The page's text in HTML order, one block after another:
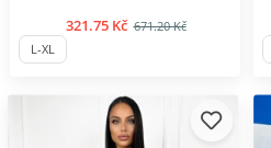
321.75 Kč 671.20 Kč
L-XL